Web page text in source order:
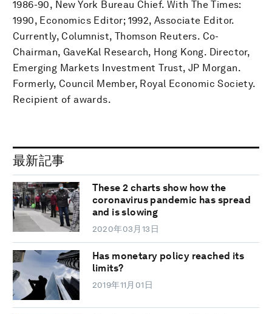
1986-90, New York Bureau Chief. With The Times:
1990, Economics Editor; 1992, Associate Editor.
Currently, Columnist, Thomson Reuters. Co-
Chairman, GaveKal Research, Hong Kong. Director,
Emerging Markets Investment Trust, JP Morgan.
Formerly, Council Member, Royal Economic Society.
Recipient of awards.
最新記事
These 2 charts show how the
coronavirus pandemic has spread
and is slowing
2020年03月13日
Has monetary policy reached its
limits?
2019年11月01日